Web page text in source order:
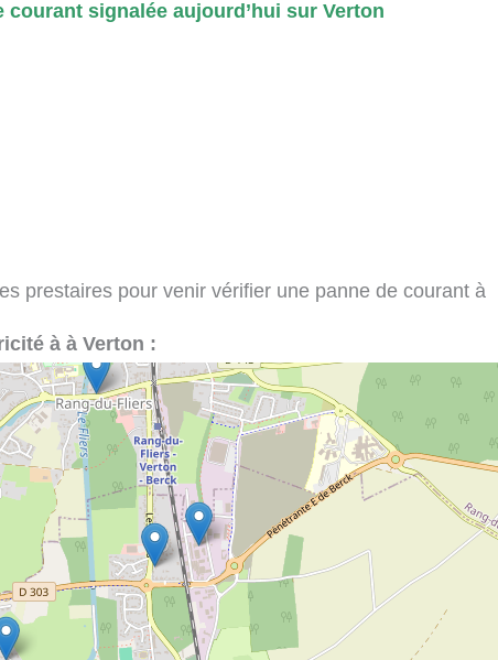
courant signalée aujourd’hui sur Verton
prestaires pour venir vérifier une panne de courant à
à à Verton :